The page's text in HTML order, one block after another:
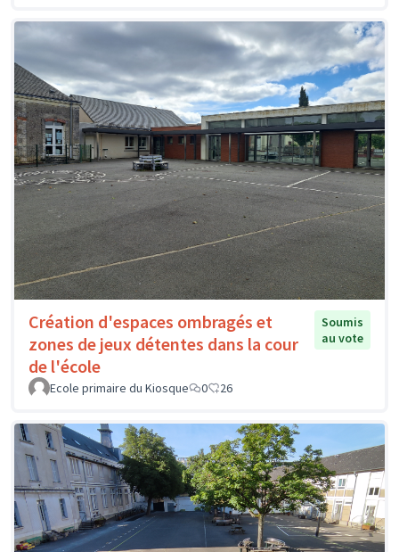
Création d'espaces ombragés et
zones de jeux détentes dans la cour
de l'école
Soumis
au vote
Ecole primaire du Kiosque 0 26